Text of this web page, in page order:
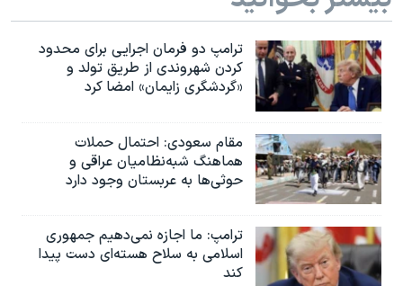
ترامپ دو فرمان اجرایی برای محدود
کردن شهروندی از طریق تولد و
«گردشگری زایمان» امضا کرد
مقام سعودی: احتمال حملات
هماهنگ شبه‌نظامیان عراقی و
حوثی‌ها به عربستان وجود دارد
ترامپ: ما اجازه نمی‌دهیم جمهوری
اسلامی به سلاح هسته‌ای دست پیدا
کند